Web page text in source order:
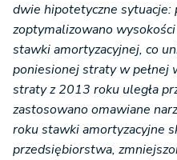
dwie hipotetyczne
zoptymalizowano
stawki amortyzacyjnej, co
poniesionej straty w pełnej
straty z 2013 roku uległa
zastosowano omawiane
roku stawki amortyzacyjne
przedsiębiorstwa,